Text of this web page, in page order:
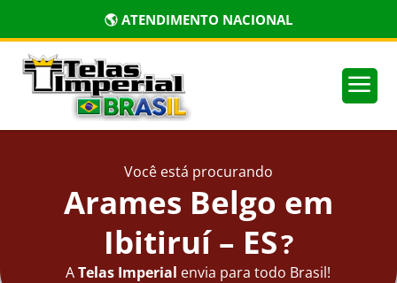
🌎 ATENDIMENTO NACIONAL
a
Você está procurando
Arames Belgo em
Ibitiruí – ES?
ATelas Imperial envia para todo Brasil!